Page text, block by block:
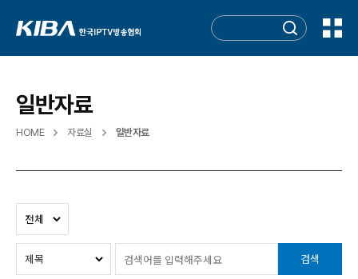
일반자료
HOME 자료실 일반자료
검색